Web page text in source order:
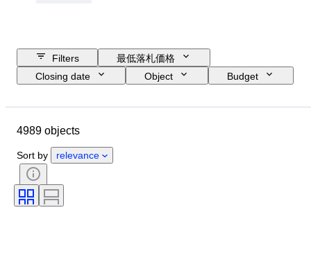
Filters
最低落札価格
Closing date
Object
Budget
時代
販売元
4989 objects
Sort by relevance